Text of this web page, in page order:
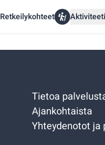
Retkeilykohteet
Tietoa
Ajankohtaista
Yhteydenotot ja